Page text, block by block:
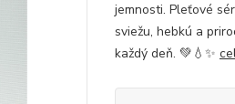
jemnosti. Pleťové
sviežu, hebkú a
každý deň. 💚💧✨